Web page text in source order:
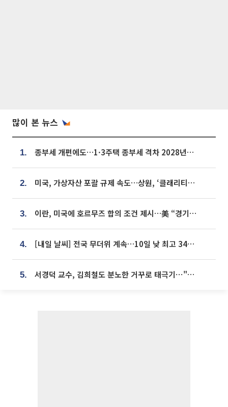
많이 본 뉴스
1. 종부세 개편에도…1·3주택 종부세 격차 2028년부터 확대
2. 미국, 가상자산 포괄 규제 속도…상원, ‘클래리티법’ 9월 절차투표 추진
3. 이란, 미국에 호르무즈 합의 조건 제시…美 “경기 아직 안 끝나” [종합]
4. [내일 날씨] 전국 무더위 계속…10일 낮 최고 34도 육박
5. 서경덕 교수, 김희철도 분노한 거꾸로 태극기⋯"엉터리는 아냐, 아쉬울 뿐"